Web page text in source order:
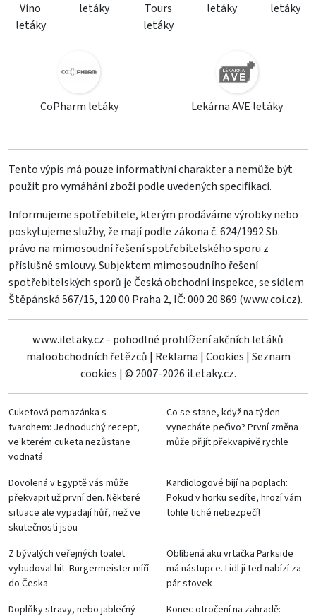
Víno
letáky
letáky
Tours
letáky
letáky
letáky
CoPharm letáky Lekárna AVE letáky
Tento výpis má pouze informativní charakter a nemůže být
použit pro vymáhání zboží podle uvedených specifikací.
Informujeme spotřebitele, kterým prodáváme výrobky nebo
poskytujeme služby, že mají podle zákona č. 624/1992 Sb.
právo na mimosoudní řešení spotřebitelského sporu z
příslušné smlouvy. Subjektem mimosoudního řešení
spotřebitelských sporů je Česká obchodní inspekce, se sídlem
Štěpánská 567/15, 120 00 Praha 2, IČ: 000 20 869 (www.coi.cz).
www.iletaky.cz - pohodlné prohlížení akčních letáků
maloobchodních řetězců | Reklama | Cookies | Seznam
cookies | © 2007-2026 iLetaky.cz.
Cuketová pomazánka s
tvarohem: Jednoduchý recept,
ve kterém cuketa nezůstane
vodnatá
Co se stane, když na týden
vynecháte pečivo? První změna
může přijít překvapivě rychle
Dovolená v Egyptě vás může
překvapit už první den. Některé
situace ale vypadají hůř, než ve
skutečnosti jsou
Kardiologové bijí na poplach:
Pokud v horku sedíte, hrozí vám
tohle tiché nebezpečí!
Z bývalých veřejných toalet
vybudoval hit. Burgermeister míří
do Česka
Oblíbená aku vrtačka Parkside
má nástupce. Lidl ji teď nabízí za
pár stovek
Doplňky stravy, nebo jablečný
Konec otročení na zahradě: